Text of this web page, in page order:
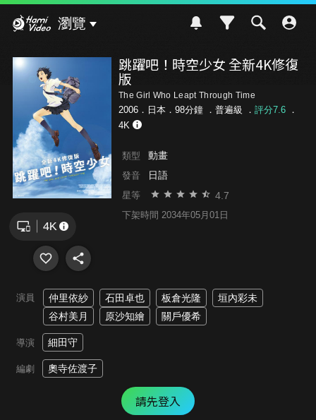
瀏覽
跳躍吧！時空少女 全新4K修復
版
The Girl Who Leapt Through Time
2006．日本．98分鐘 ． 普遍級 ． 評分7.6．
4K
類型 動畫
發音 日語
星等 4.7
下架時間 2034年05月01日
演員 仲里依紗 石田卓也 板倉光隆
垣內彩未
谷村美月
原沙知繪 關戶優希
導演 細田守
編劇 奧寺佐渡子
請先登入